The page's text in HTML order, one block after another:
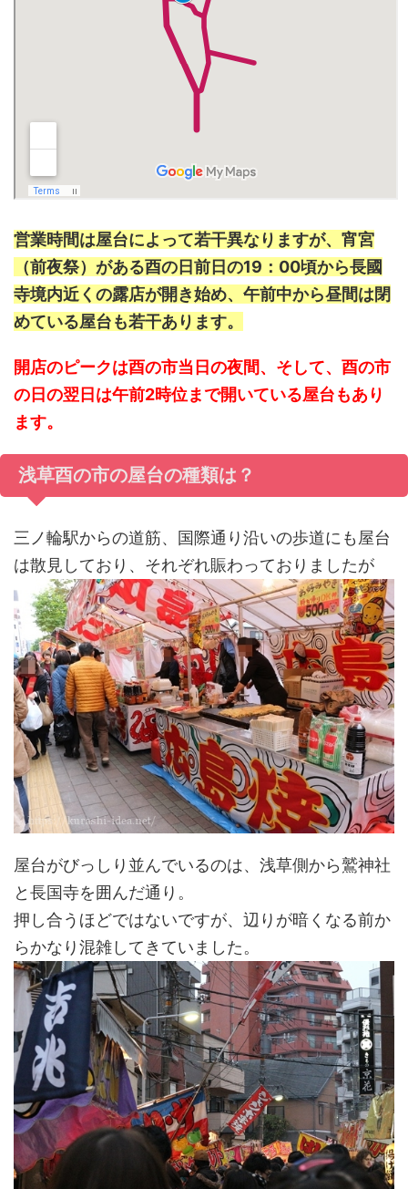
営業時間は屋台によって若干異なりますが、宵宮
（前夜祭）がある酉の日前日の19：00頃から長國
寺境内近くの露店が開き始め、午前中から昼間は閉
めている屋台も若干あります。
開店のピークは酉の市当日の夜間、そして、酉の市
の日の翌日は午前2時位まで開いている屋台もあり
ます。
浅草酉の市の屋台の種類は？
三ノ輪駅からの道筋、国際通り沿いの歩道にも屋台
は散見しており、それぞれ賑わっておりましたが
屋台がびっしり並んでいるのは、浅草側から鷲神社
と長国寺を囲んだ通り。
押し合うほどではないですが、辺りが暗くなる前か
らかなり混雑してきていました。